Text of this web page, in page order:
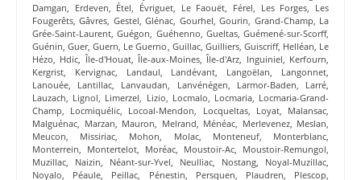
Damgan, Erdeven, Étel, Évriguet, Le Faouët, Férel, Les Forges, Les
Fougerêts,Gâvres, Gestel,Glénac, Gourhel,Gourin, Grand-Champ, La
Grée-Saint-Laurent,Guégon, Guéhenno, Gueltas, Guémené-sur-Scorff,
Guénin,Guer,Guern, Le Guerno, Guillac, Guilliers, Guiscriff, Helléan, Le
Hézo, Hdic, Île-d'Houat,Île-aux-Moines,Île-d'Arz, Inguiniel, Kerfourn,
Kergrist, Kervignac, Landaul, Landévant, Langoëlan, Langonnet,
Lanouée, Lantillac, Lanvaudan, Lanvénégen, Larmor-Baden, Larré,
Lauzach, Lignol, Limerzel, Lizio, Locmalo, Locmaria, Locmaria-Grand-
Champ, Locmiquélic, Locoal-Mendon, Locqueltas, Loyat, Malansac,
Malguénac, Marzan, Mauron, Melrand, Ménéac, Merlevenez, Meslan,
Meucon, Missiriac, Mohon, Molac, Monteneuf, Monterblanc,
Monterrein, Montertelot, Moréac, Moustoir-Ac, Moustoir-Remungol,
Muzillac, Naizin, Néant-sur-Yvel, Neulliac, Nostang, Noyal-Muzillac,
Noyalo, Péaule, Peillac, Pénestin, Persquen, Plaudren, Plescop,